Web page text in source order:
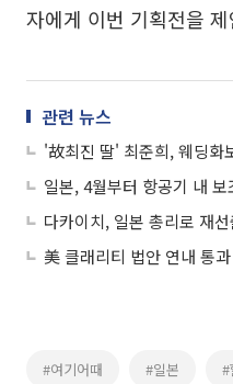
자에게 이번 기획전을
관련 뉴스
일본, 4월부터 항공기 내
#여기어때 #일본 #